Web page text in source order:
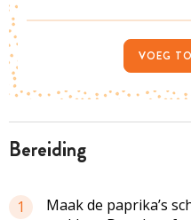
bereiding
1
Maak de paprika’s
VOEG